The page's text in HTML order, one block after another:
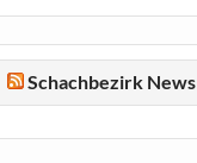
Schachbezirk News